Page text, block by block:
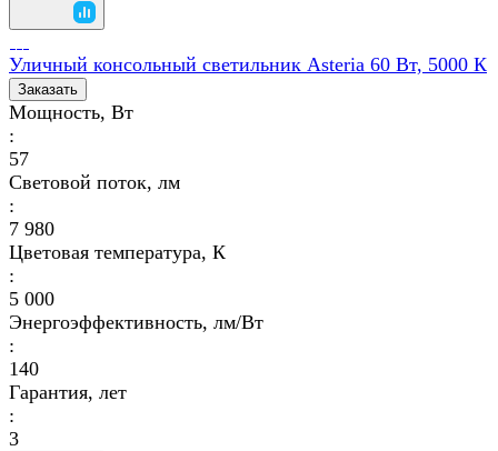
Уличный консольный светильник Asteria 60 Вт, 5000 К
Заказать
Мощность, Вт
:
57
Световой поток, лм
:
7 980
Цветовая температура, К
:
5 000
Энергоэффективность, лм/Вт
:
140
Гарантия, лет
:
3